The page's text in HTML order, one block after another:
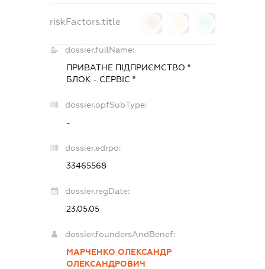
riskFactors.title
dossier.fullName:
ПРИВАТНЕ ПІДПРИЄМСТВО "
БЛОК - СЕРВІС "
dossier.opfSubType:
-
dossier.edrpo:
33465568
dossier.regDate:
23.05.05
dossier.foundersAndBenef:
МАРЧЕНКО ОЛЕКСАНДР
ОЛЕКСАНДРОВИЧ